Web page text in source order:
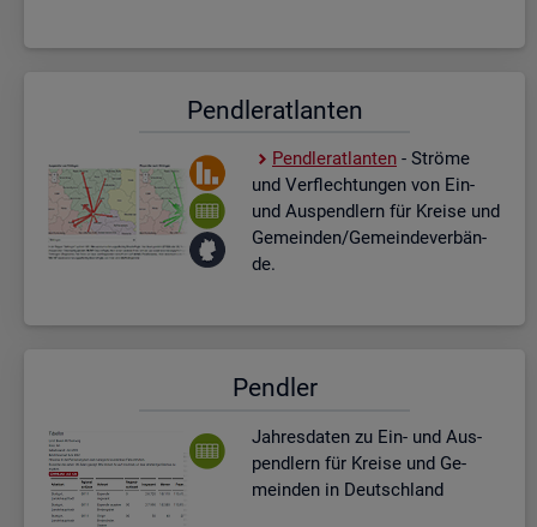
Pend­ler­at­lan­ten
Pend­ler­at­lan­ten - Strö­me
und Ver­flech­tun­gen von Ein-
und Aus­pend­lern für Krei­se und
Ge­mein­den/Ge­mein­de­ver­bän­
de.
Pend­ler
Jah­res­da­ten zu Ein- und Aus­
pend­lern für Krei­se und Ge­
mein­den in Deutsch­land